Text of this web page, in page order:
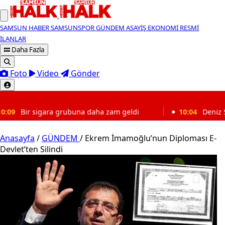
SAMSUN HABERSAMSUNSPORGÜNDEM ASAYİŞ EKONOMİ RESMİ
İLANLAR
Daha Fazla
Foto Video Gönder
daha zam geldi 10:04 Deniz Şeker'den
Anasayfa / GÜNDEM / Ekrem İmamoğlu’nun Diploması E-
Devlet’ten Silindi